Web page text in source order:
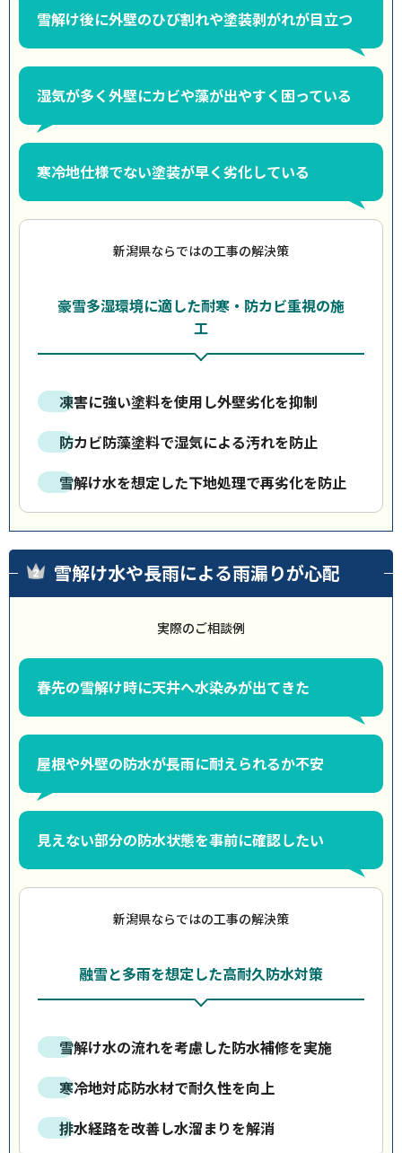
雪解け後に外壁のひび割れや塗装剥がれが目立つ
湿気が多く外壁にカビや藻が出やすく困っている
寒冷地仕様でない塗装が早く劣化している
新潟県ならではの工事の解決策
豪雪多湿環境に適した耐寒・防カビ重視の施
工
凍害に強い塗料を使用し外壁劣化を抑制
防カビ防藻塗料で湿気による汚れを防止
雪解け水を想定した下地処理で再劣化を防止
雪解け水や長雨による雨漏りが心配
実際のご相談例
春先の雪解け時に天井へ水染みが出てきた
屋根や外壁の防水が長雨に耐えられるか不安
見えない部分の防水状態を事前に確認したい
新潟県ならではの工事の解決策
融雪と多雨を想定した高耐久防水対策
雪解け水の流れを考慮した防水補修を実施
寒冷地対応防水材で耐久性を向上
排水経路を改善し水溜まりを解消